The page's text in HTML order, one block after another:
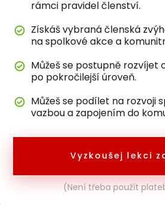
rámci pravidel členství.
Získáš vybraná členská
na spolkové akce a
Můžeš se postupně rozvíjet
po pokročilejší úroveň.
Můžeš se podílet na rozvoji
vazbou a zapojením do
Vyzkoušej lekci
(Není třeba použít